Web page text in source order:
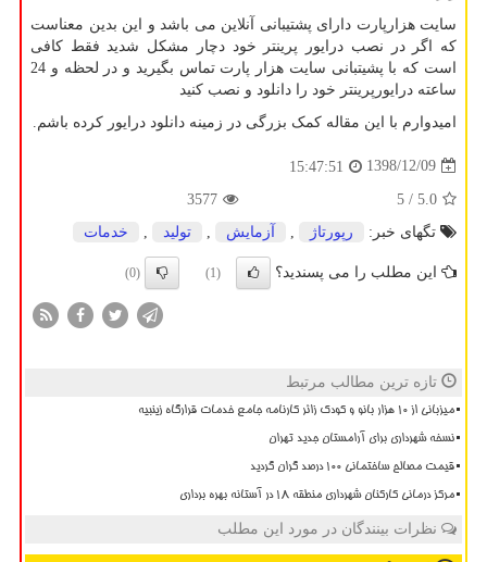
سایت هزارپارت دارای پشتیبانی آنلاین می باشد و این بدین معناست
که اگر در نصب درایور پرینتر خود دچار مشکل شدید فقط کافی
است که با پشیتبانی سایت هزار پارت تماس بگیرید و در لحظه و 24
ساعته درایورپرینتر خود را دانلود و نصب کنید
امیدوارم با این مقاله کمک بزرگی در زمینه دانلود درایور کرده باشم.
1398/12/09
15:47:51
5.0
/ 5
3577
تگهای خبر:
رپورتاژ آزمایش تولید خدمات
این مطلب را می پسندید؟ (1)
(0)
تازه ترین مطالب مرتبط
میزبانی از ۱۰ هزار بانو و کودک زائر کارنامه جامع خدمات قرارگاه زینبیه
نسخه شهرداری برای آرامستان جدید تهران
قیمت مصالح ساختمانی ۱۰۰ درصد گران گردید
مرکز درمانی کارکنان شهرداری منطقه ۱۸ در آستانه بهره برداری
نظرات بینندگان در مورد این مطلب